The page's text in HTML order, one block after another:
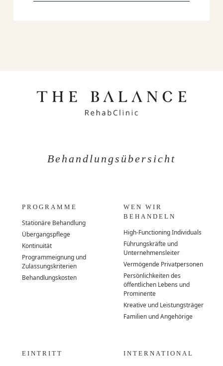
Behandlungsübersicht
PROGRAMME
Stationäre Behandlung
Übergangspflege
Kontinuität
Programmeignung und
Zulassungskriterien
Behandlungskosten
WEN WIR
BEHANDELN
High-Functioning Individuals
Führungskräfte und
Unternehmensleiter
Vermögende Privatpersonen
Persönlichkeiten des
öffentlichen Lebens und
Prominente
Kreative und Leistungsträger
Familien und Angehörige
EINTRITT INTERNATIONAL